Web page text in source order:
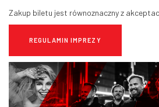
Zakup biletu jest równoznaczny z
REGULAMIN IMPREZY